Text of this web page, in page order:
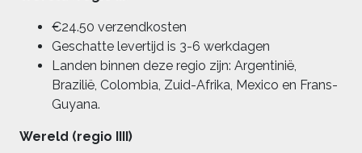
€24.50 verzendkosten
Geschatte levertijd is 3-6 werkdagen
Landen binnen deze regio zijn: Argentinië,
Brazilië, Colombia, Zuid-Afrika, Mexico en Frans-
Guyana.
Wereld (regio IIII)